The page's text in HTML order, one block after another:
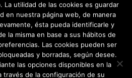
La utilidad de las cookies es guardar
en nuestra página web, de manera
ésta pueda identificarle y
la misma en base a sus hábitos de
Las cookies pueden ser
y borradas, según desee.
las opciones disponibles en la
través de la configuración de su